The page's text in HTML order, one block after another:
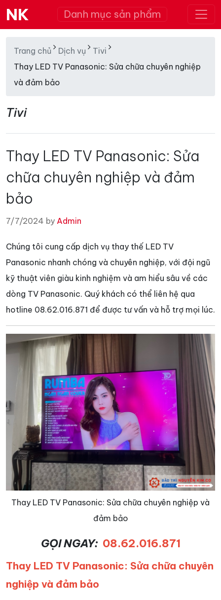
NK Danh mục sản phẩm
Trang chủ Dịch vụ
Tivi
Thay LED TV Panasonic: Sửa chữa chuyên nghiệp
và đảm bảo
Tivi
Thay LED TV Panasonic: Sửa
chữa chuyên nghiệp và đảm
bảo
7/7/2024 by Admin
Chúng tôi cung cấp dịch vụ thay thế LED TV
Panasonic nhanh chóng và chuyên nghiệp, với đội ngũ
kỹ thuật viên giàu kinh nghiệm và am hiểu sâu về các
dòng TV Panasonic. Quý khách có thể liên hệ qua
hotline 08.62.016.871 để được tư vấn và hỗ trợ mọi lúc.
Thay LED TV Panasonic: Sửa chữa chuyên nghiệp và
đảm bảo
GỌI NGAY: 08.62.016.871
Thay LED TV Panasonic: Sửa chữa chuyên
nghiệp và đảm bảo